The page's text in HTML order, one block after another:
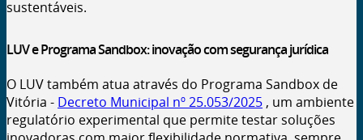
sustentáveis.
LUVe Programa Sandbox: inovação com segurança jurídica
O LUVtambém atua através do Programa Sandbox de
Vitória - Decreto Municipal nº 25.053/2025 , um ambiente
regulatório experimental que permite testar soluções